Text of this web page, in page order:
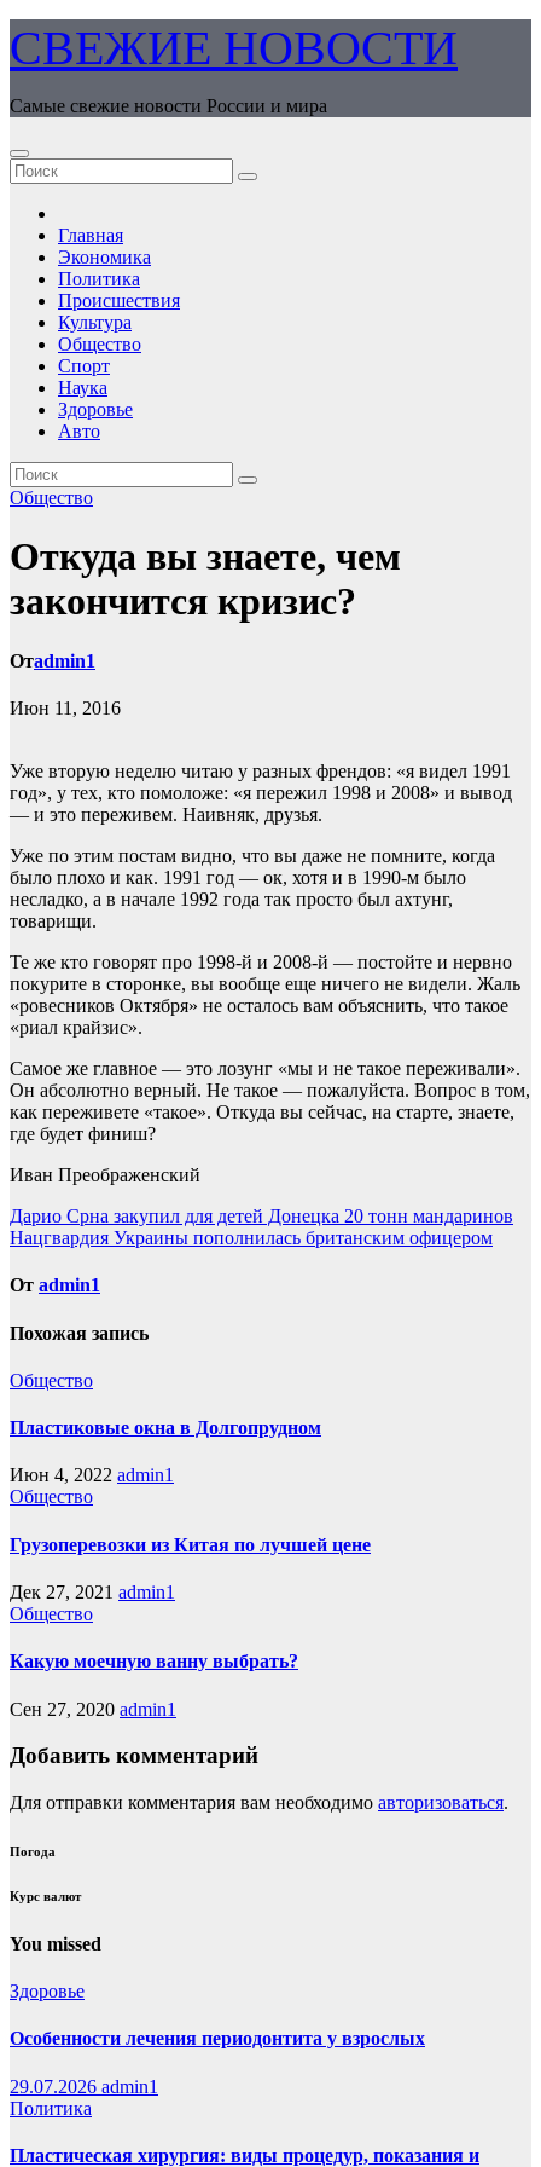
Перейти
к
содержимому
СВЕЖИЕ НОВОСТИ
Самые свежие новости России и мира
Главная
Экономика
Политика
Происшествия
Культура
Общество
Спорт
Наука
Здоровье
Авто
Общество
Откуда вы знаете, чем
закончится кризис?
Отadmin1
Июн 11, 2016
Уже вторую неделю читаю у разных френдов: «я видел 1991
год», у тех, кто помоложе: «я пережил 1998 и 2008» и вывод
— и это переживем. Наивняк, друзья.
Уже по этим постам видно, что вы даже не помните, когда
было плохо и как. 1991 год — ок, хотя и в 1990-м было
несладко, а в начале 1992 года так просто был ахтунг,
товарищи.
Те же кто говорят про 1998-й и 2008-й — постойте и нервно
покурите в сторонке, вы вообще еще ничего не видели. Жаль
«ровесников Октября» не осталось вам объяснить, что такое
«риал крайзис».
Самое же главное — это лозунг «мы и не такое переживали».
Он абсолютно верный. Не такое — пожалуйста. Вопрос в том,
как переживете «такое». Откуда вы сейчас, на старте, знаете,
где будет финиш?
Иван Преображенский
Навигация
по
записям
Дарио Срна закупил для детей Донецка 20 тонн мандаринов
Нацгвардия Украины пополнилась британским офицером
От admin1
Похожая запись
Общество
Пластиковые окна в Долгопрудном
Июн 4, 2022 admin1
Общество
Грузоперевозки из Китая по лучшей цене
Дек 27, 2021 admin1
Общество
Какую моечную ванну выбрать?
Сен 27, 2020 admin1
Добавить комментарий
Для отправки комментария вам необходимо авторизоваться.
Погода
Курс валют
You missed
Здоровье
Особенности лечения периодонтита у взрослых
29.07.2026 admin1
Политика
Пластическая хирургия: виды процедур, показания и